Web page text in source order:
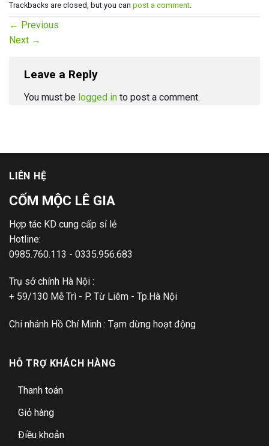
Trackbacks are closed, but you can post a comment.
← Previous
Next →
Leave a Reply
You must be logged in to post a comment.
LIÊN HỆ
CỐM MỘC LÊ GIA
Hợp tác KD cung cấp sỉ lẻ
Hotline:
0985.760.113 - 0335.956.683
Trụ sở chính Hà Nội :
+ 59/130 Mễ Trì - P. Từ Liêm - Tp.Hà Nội
Chi nhánh Hồ Chí Minh : Tạm dừng hoạt động
HỖ TRỢ KHÁCH HÀNG
Thanh toán
Giỏ hàng
Điều khoản